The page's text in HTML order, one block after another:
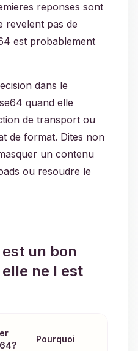
reponses sont
revelent pas de
est probablement
dans le
quand elle
de transport ou
de format. Dites non
un contenu
ou resoudre le
un bon
ne l est
Pourquoi